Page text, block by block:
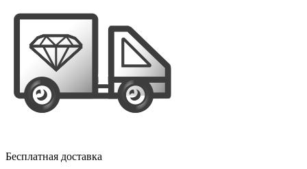
Бесплатная доставка